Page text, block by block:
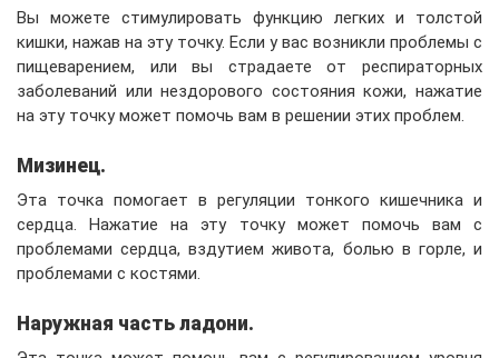
Вы можете стимулировать функцию легких и толстой
кишки, нажав на эту точку. Если у вас возникли проблемы с
пищеварением, или вы страдаете от респираторных
заболеваний или нездорового состояния кожи, нажатие
на эту точку может помочь вам в решении этих проблем.
Мизинец.
Эта точка помогает в регуляции тонкого кишечника и
сердца. Нажатие на эту точку может помочь вам с
проблемами сердца, вздутием живота, болью в горле, и
проблемами с костями.
Наружная часть ладони.